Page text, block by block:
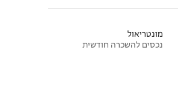
מונטריאול
נכסים להשכרה חודשית